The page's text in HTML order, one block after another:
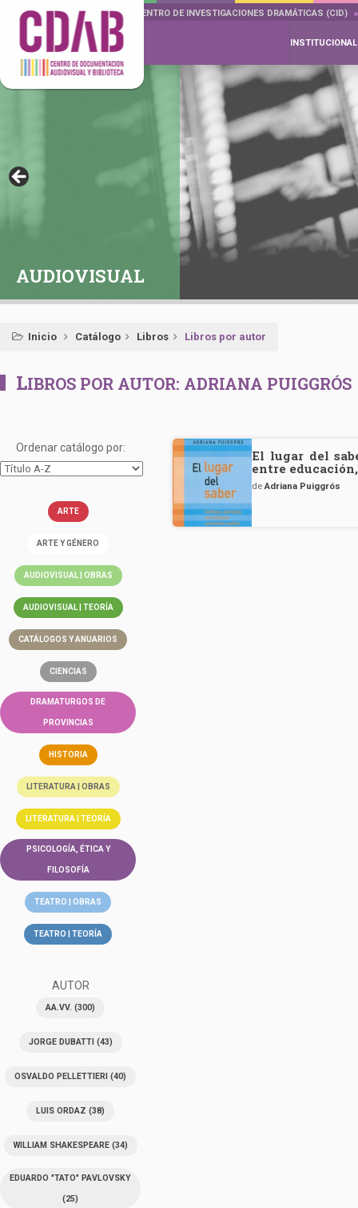
DOCUMENTA DRAMÁTICAS CENTRO DE INVESTIGACIONES DRAMÁTICAS (CID)
INSTITUCIONAL
AUDIOVISUAL
Inicio Catálogo Libros Libros por autor
LIBROS POR AUTOR: ADRIANA PUIGGRÓS
Ordenar catálogo por:
ARTE
ARTE Y GÉNERO
AUDIOVISUAL | OBRAS
AUDIOVISUAL | TEORÍA
CATÁLOGOS Y ANUARIOS
CIENCIAS
DRAMATURGOS DE
PROVINCIAS
HISTORIA
LITERATURA | OBRAS
LITERATURA | TEORÍA
PSICOLOGÍA, ÉTICA Y
FILOSOFÍA
TEATRO | OBRAS
TEATRO | TEORÍA
AUTOR
AA.VV. (300)
JORGE DUBATTI(43)
OSVALDO PELLETTIERI (40)
LUIS ORDAZ (38)
WILLIAM SHAKESPEARE(34)
EDUARDO "TATO" PAVLOVSKY
(25)
El lugar del
entre
deAdriana Puiggrós